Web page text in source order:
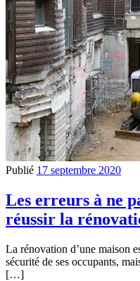
Publié 17 septembre 2020
Les erreurs à ne
réussir la
La rénovation d’une maison
sécurité de ses occupants,
[…]